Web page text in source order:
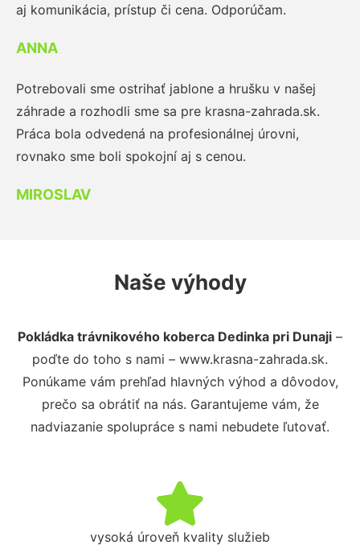
aj komunikácia, prístup či cena. Odporúčam.
ANNA
Potrebovali sme ostrihať jablone a hrušku v našej
záhrade a rozhodli sme sa pre krasna-zahrada.sk.
Práca bola odvedená na profesionálnej úrovni,
rovnako sme boli spokojní aj s cenou.
MIROSLAV
Naše výhody
Pokládka trávnikového koberca Dedinka pri Dunaji –
poďte do toho s nami – www.krasna-zahrada.sk.
Ponúkame vám prehľad hlavných výhod a dôvodov,
prečo sa obrátiť na nás. Garantujeme vám, že
nadviazanie spolupráce s nami nebudete ľutovať.
vysoká úroveň kvality služieb